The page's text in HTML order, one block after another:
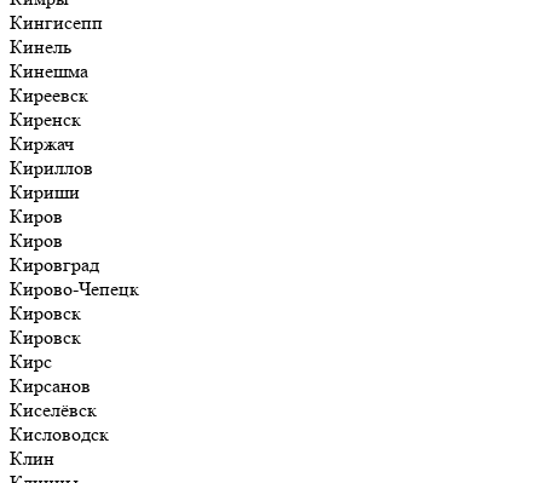
Кингисепп
Кинель
Кинешма
Киреевск
Киренск
Киржач
Кириллов
Кириши
Киров
Киров
Кировград
Кирово-Чепецк
Кировск
Кировск
Кирс
Кирсанов
Киселёвск
Кисловодск
Клин